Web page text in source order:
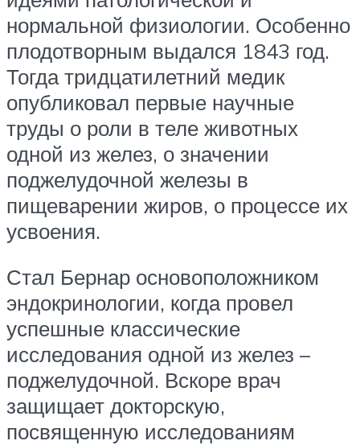
нормальной физиологии. Особенно
плодотворным выдался 1843 год.
Тогда тридцатилетний медик
опубликовал первые научные
труды о роли в теле животных
одной из желез, о значении
поджелудочной железы в
пищеварении жиров, о процессе их
усвоения.
Стал Бернар основоположником
эндокринологии, когда провел
успешные классические
исследования одной из желез –
поджелудочной. Вскоре врач
защищает докторскую,
посвященную исследованиям